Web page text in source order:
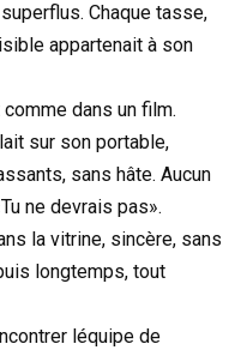
Chaque tasse,
appartenait à son
dans un film.
sur son portable,
sans hâte. Aucun
ne devrais pas».
la vitrine, sincère, sans
longtemps, tout
léquipe de